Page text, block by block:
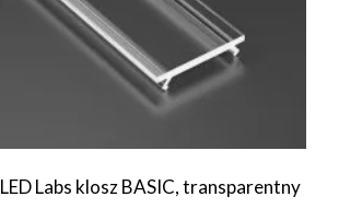
LED Labs klosz BASIC, transparentny